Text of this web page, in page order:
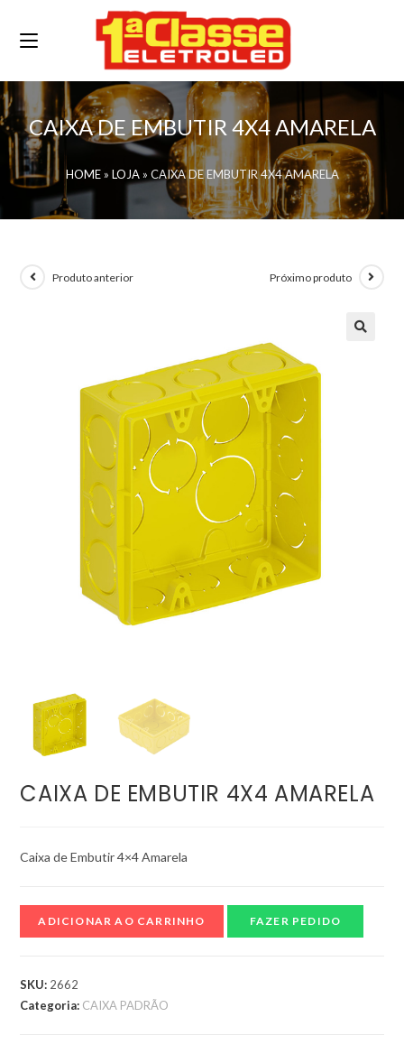
CAIXA DE EMBUTIR 4X4 AMARELA
HOME» LOJA» CAIXA DE EMBUTIR 4X4 AMARELA
Produto anterior Próximo produto
CAIXA DE EMBUTIR 4X4 AMARELA
Caixa de Embutir 4×4 Amarela
ADICIONAR AO CARRINHO FAZER PEDIDO
SKU: 2662
Categoria: CAIXA PADRÃO